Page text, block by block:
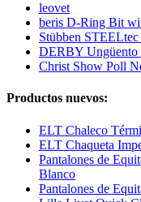
leovet
beris D-Ring Bit
Stübben
DERBY Ungüento
Christ Show Poll
Productos nuevos:
ELT Chaleco
ELT Chaqueta
Pantalones de
Blanco
Pantalones de